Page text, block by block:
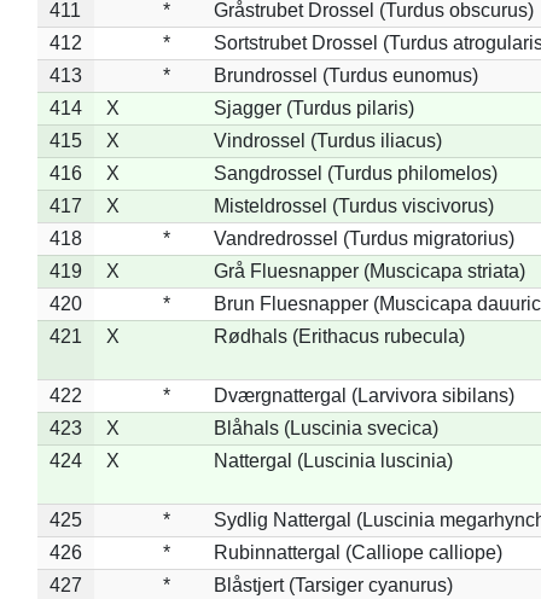
411 *
Gråstrubet Drossel (Turdus obscurus)
412
*
Sortstrubet Drossel (Turdus
413
*
Brundrossel (Turdus eunomus)
414
X
Sjagger (Turdus pilaris)
415
X
Vindrossel (Turdus iliacus)
416
X
Sangdrossel (Turdus philomelos)
417
X
Misteldrossel (Turdus viscivorus)
418
*
Vandredrossel (Turdus migratorius)
419
X
Grå Fluesnapper (Muscicapa striata)
420
*
Brun Fluesnapper (Muscicapa
421
X Rødhals (Erithacus rubecula)
422 *
Dværgnattergal (Larvivora sibilans)
423
X
Blåhals (Luscinia svecica)
424
X Nattergal (Luscinia luscinia)
425 *
Sydlig Nattergal (Luscinia
426
*
Rubinnattergal (Calliope calliope)
427
*
Blåstjert (Tarsiger cyanurus)